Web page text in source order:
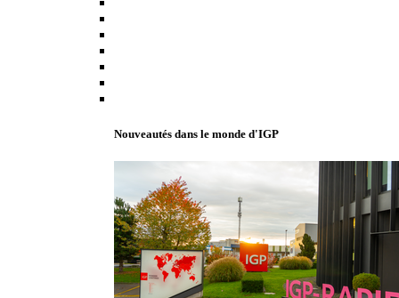
Nouveautés dans le monde d'IGP